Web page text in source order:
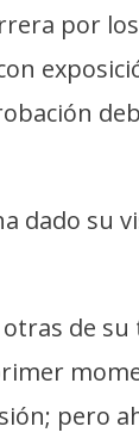
por los
su
de su
pero